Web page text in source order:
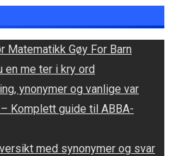
Matematikk Gøy For Barn
en me ter i kry ord
ynonymer og vanlige var
Komplett guide til ABBA-
med synonymer og svar